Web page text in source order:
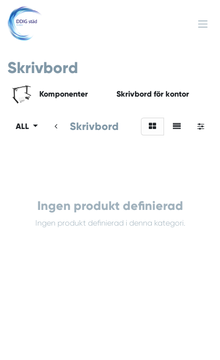
Hoppa till innehåll
Skrivbord
Komponenter Skrivbord för kontor
ALL Skrivbord
Ingen produkt definierad
Ingen produkt definierad i denna kategori.